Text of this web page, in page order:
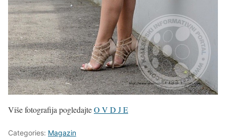
Više fotografija pogledajteO V D J E
Categories: Magazin